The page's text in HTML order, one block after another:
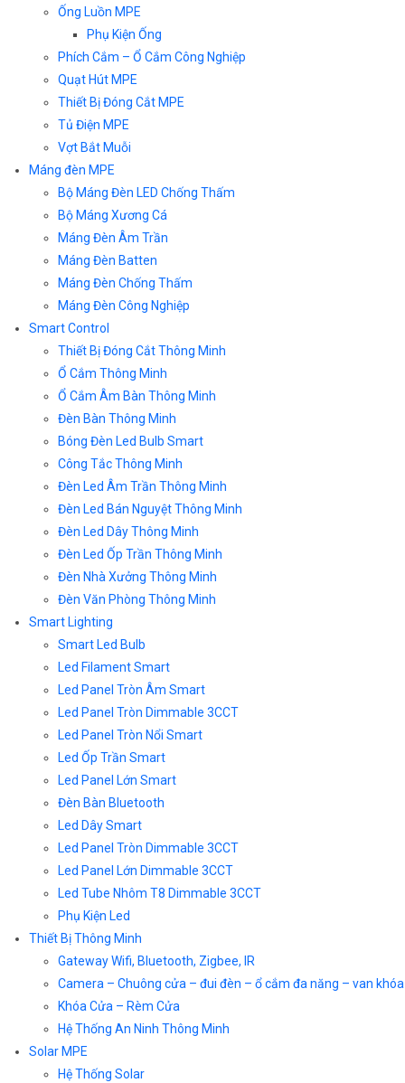
Ống Luồn MPE
Phụ Kiện Ống
Phích Cắm – Ổ Cắm Công Nghiệp
Quạt Hút MPE
Thiết Bị Đóng Cắt MPE
Tủ Điện MPE
Vợt Bắt Muỗi
Máng đèn MPE
Bộ Máng Đèn LED Chống Thấm
Bộ Máng Xương Cá
Máng Đèn Âm Trần
Máng Đèn Batten
Máng Đèn Chống Thấm
Máng Đèn Công Nghiệp
Smart Control
Thiết Bị Đóng Cắt Thông Minh
Ổ Cắm Thông Minh
Ổ Cắm Âm Bàn Thông Minh
Đèn Bàn Thông Minh
Bóng Đèn Led Bulb Smart
Công Tắc Thông Minh
Đèn Led Âm Trần Thông Minh
Đèn Led Bán Nguyệt Thông Minh
Đèn Led Dây Thông Minh
Đèn Led Ốp Trần Thông Minh
Đèn Nhà Xưởng Thông Minh
Đèn Văn Phòng Thông Minh
Smart Lighting
Smart Led Bulb
Led Filament Smart
Led Panel Tròn Âm Smart
Led Panel Tròn Dimmable 3CCT
Led Panel Tròn Nổi Smart
Led Ốp Trần Smart
Led Panel Lớn Smart
Đèn Bàn Bluetooth
Led Dây Smart
Led Panel Tròn Dimmable 3CCT
Led Panel Lớn Dimmable 3CCT
Led Tube Nhôm T8 Dimmable 3CCT
Phụ Kiện Led
Thiết Bị Thông Minh
Gateway Wifi, Bluetooth, Zigbee, IR
Camera – Chuông cửa – đui đèn – ổ cắm đa năng – van khóa
Khóa Cửa – Rèm Cửa
Hệ Thống An Ninh Thông Minh
Solar MPE
Hệ Thống Solar